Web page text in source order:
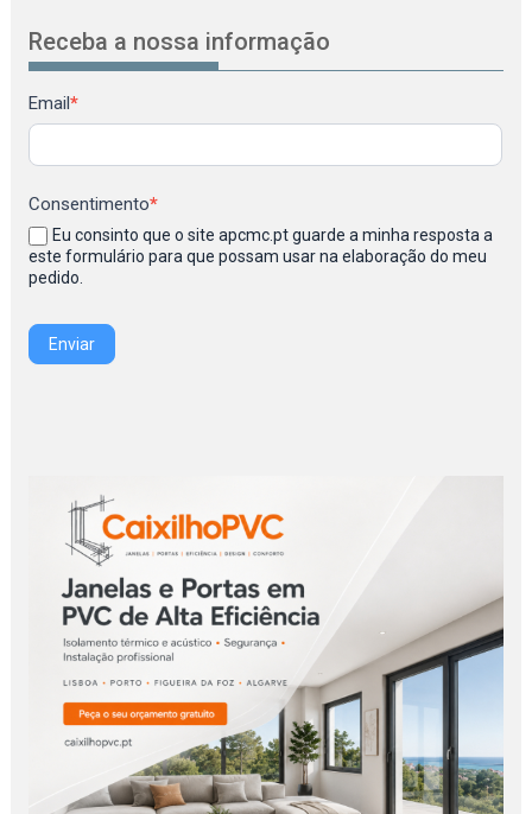
Receba a nossa informação
Newsletter
Email*
Consentimento*
Eu consinto que o site apcmc.pt guarde a minha resposta a
este formulário para que possam usar na elaboração do meu
pedido.
Enviar